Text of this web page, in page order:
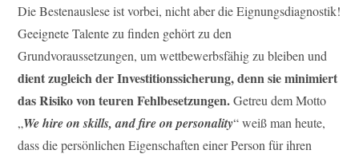
Die Bestenauslese ist vorbei, nicht aber die Eignungsdiagnostik!
Geeignete Talente zu finden gehört zu den
Grundvoraussetzungen, um wettbewerbsfähig zu bleiben und
dient zugleich der Investitionssicherung, denn sie minimiert
das Risiko von teuren Fehlbesetzungen.Getreu dem Motto
„We hire on skills, and fire on personality“ weiß man heute,
dass die persönlichen Eigenschaften einer Person für ihren